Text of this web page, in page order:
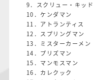
9．スクリュー・キッド
10．ケンダマン
11．アトランティス
12．スプリングマン
13．ミスターカーメン
14．プリズマン
15．マンモスマン
16．カレクック